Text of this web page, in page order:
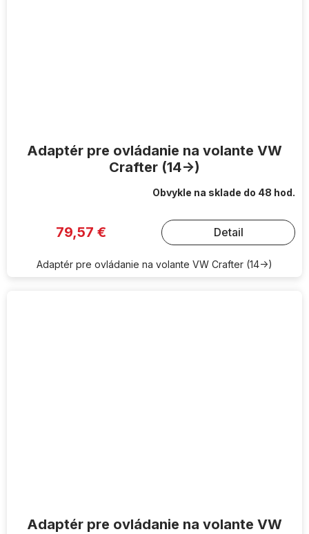
Adaptér pre ovládanie na volante VW
Crafter (14->)
Obvykle na sklade do 48 hod.
79,57 € Detail
Adaptér pre ovládanie na volante VW Crafter (14->)
Adaptér pre ovládanie na volante VW